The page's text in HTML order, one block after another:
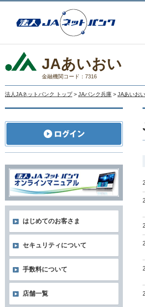
JAあいおい
金融機関コード：7316
法人JAネットバンク トップ > JAバンク兵庫 > JAあいおい
はじめてのお客さま
セキュリティについて
手数料について
店舗一覧